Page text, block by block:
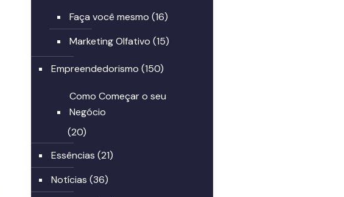
Faça você mesmo (16)
Marketing Olfativo (15)
Empreendedorismo (150)
Como Começar o seu
Negócio
(20)
Essências (21)
Notícias (36)